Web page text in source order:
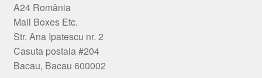
A24 România
Mail Boxes Etc.
Str. Ana Ipatescu nr. 2
Casuta postala #204
Bacau, Bacau 600002